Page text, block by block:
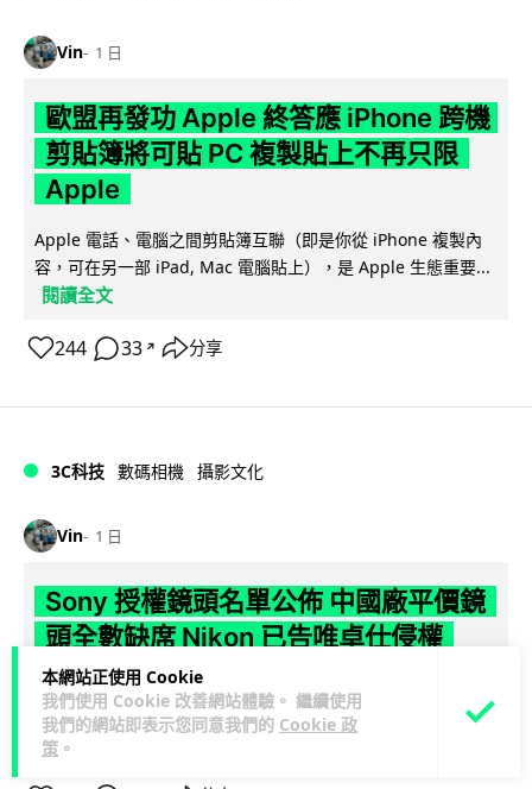
本網站正使用 Cookie
我們使用 Cookie 改善網站體驗。 繼續使用
我們的網站即表示您同意我們的 Cookie 政
策 。
Vin 1 日
歐盟再發功 Apple 終答應 iPhone 跨機
剪貼簿將可貼 PC 複製貼上不再只限
Apple
Apple 電話、電腦之間剪貼簿互聯（即是你從 iPhone 複製內
容，可在另一部 iPad, Mac 電腦貼上），是 Apple 生態重要...
閱讀全文
244 33 ↗ 分享
3C科技 數碼相機 攝影文化
Vin 1 日
Sony 授權鏡頭名單公佈 中國廠平價鏡
頭全數缺席 Nikon 已告唯卓仕侵權
Sony 公佈截至 2026 年 7 月的 E-Mount 鏡頭官方授權合作夥
伴名單，共 9 間夥伴入圍，包括蔡司、富士、適馬、騰龍等傳
統光...